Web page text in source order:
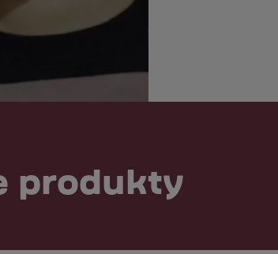
produkty